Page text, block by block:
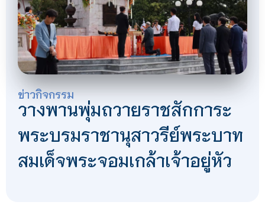
ข่าวกิจกรรม
วางพานพุ่มถวายราชสักการะ
พระบรมราชานุสาวรีย์พระบาท
สมเด็จพระจอมเกล้าเจ้าอยู่หัว